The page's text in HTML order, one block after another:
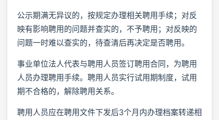
公示期满无异议的，按规定办理相关聘用手续；对反
映有影响聘用的问题并查实的，不予聘用；对反映的
问题一时难以查实的，待查清后再决定是否聘用。
事业单位法人代表与聘用人员签订聘用合同，为聘用
人员办理聘用手续。聘用人员实行试用期制度，试用
期不合格的，解除聘用关系。
聘用人员应在聘用文件下发后3个月内办理档案转递相